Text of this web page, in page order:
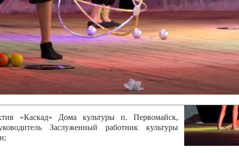
Республики Анжела Владимировна
коллектив «Алегро» Дома детско –юношеского
района, руководитель Хачатурян Юрий
«Радуга» Городской дворец культуры г.
работник культуры Приднестровской
Юрьевич Елистратов;
«Каскад» Дома культуры п. Первомайск,
Заслуженный работник культуры